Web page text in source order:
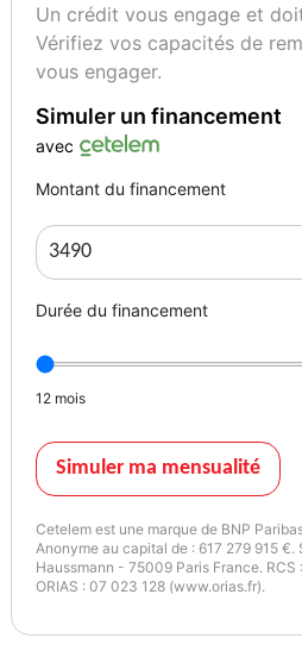
Un crédit vous engage et
Vérifiez vos capacités de
vous engager.
Simuler un financement
avec
Montant du financement
Durée du financement
12 mois
Simuler ma mensualité
Cetelem est une marque de BNP
Anonyme au capital de : 617 279 915 €.
Haussmann - 75009 Paris France. RCS
ORIAS : 07 023 128 (www.orias.fr).